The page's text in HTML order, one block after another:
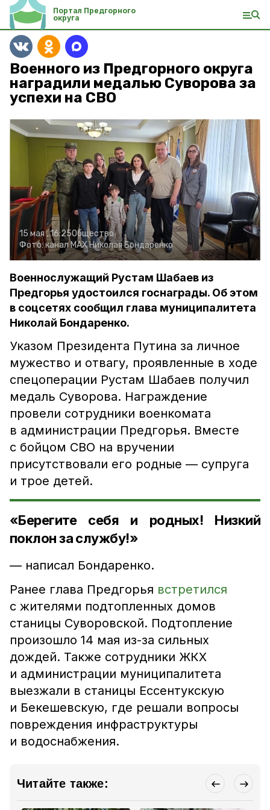
Портал Предгорного
округа
Военного из Предгорного округа
наградили медалью Суворова за
успехи на СВО
15 мая , 16:25Общество
Фото:канал МАХ Николая Бондаренко
Военнослужащий Рустам Шабаев из
Предгорья удостоился госнаграды. Об этом
в соцсетях сообщил глава муниципалитета
Николай Бондаренко.
Указом Президента Путина за личное
мужество и отвагу, проявленные в ходе
спецоперации Рустам Шабаев получил
медаль Суворова. Награждение
провели сотрудники военкомата
в администрации Предгорья. Вместе
с бойцом СВО на вручении
присутствовали его родные — супруга
и трое детей.
«Берегите себя и родных! Низкий
поклон за службу!»
— написал Бондаренко.
Ранее глава Предгорья встретился
с жителями подтопленных домов
станицы Суворовской. Подтопление
произошло 14 мая из-за сильных
дождей. Также сотрудники ЖКХ
и администрации муниципалитета
выезжали в станицы Ессентукскую
и Бекешевскую, где решали вопросы
повреждения инфраструктуры
и водоснабжения.
Читайте также: